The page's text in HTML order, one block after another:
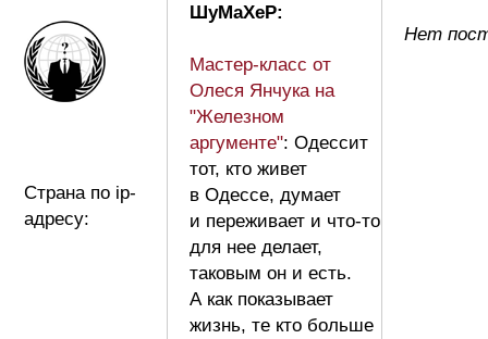
Страна по ip-
адресу:
ШуМаХеР:
Мастер-класс от
Олеся Янчука на
"Железном
аргументе": Одессит
тот, кто живет
в Одессе, думает
и переживает и что-то
для нее делает,
таковым он и есть.
А как показывает
жизнь, те кто больше
Нет